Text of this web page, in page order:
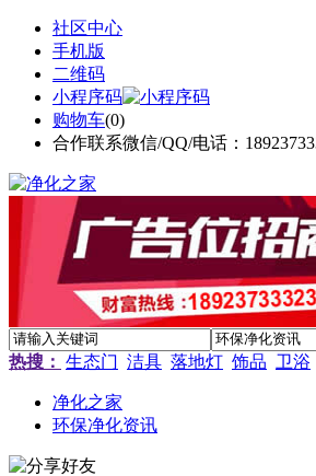
社区中心
手机版
二维码
小程序码
购物车(0)
合作联系微信/QQ/电话：
热搜： 生态门 洁具 落地灯 饰品 卫浴
净化之家
环保净化资讯